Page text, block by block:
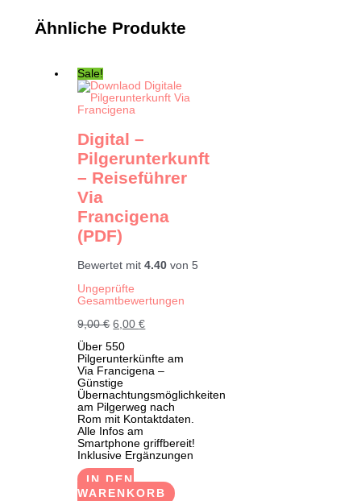
Ähnliche Produkte
Sale!
Digital –
Pilgerunterkunft
– Reiseführer
Via
Francigena
(PDF)
Bewertet mit4.40 von 5
Ungeprüfte
Gesamtbewertungen
9,00€ Ursprünglicher
war:
9,00 €
6,00€Aktueller
6,00 €.
Über 550
Pilgerunterkünfte am
Via Francigena –
Günstige
Übernachtungsmöglichkeiten
am Pilgerweg nach
Rom mit Kontaktdaten.
Alle Infos am
Smartphone griffbereit!
Inklusive Ergänzungen
IN DEN
WARENKORB